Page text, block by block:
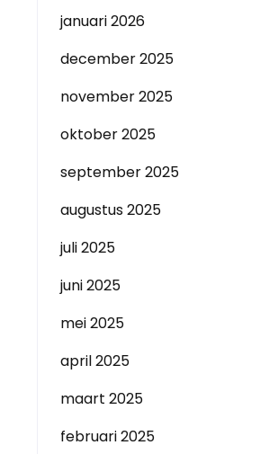
januari 2026
december 2025
november 2025
oktober 2025
september 2025
augustus 2025
juli 2025
juni 2025
mei 2025
april 2025
maart 2025
februari 2025